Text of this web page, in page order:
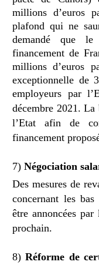
millions d’euros
plafond qui ne
demandé que le
financement de
millions d’euros
exceptionnelle de
employeurs par
décembre 2021. La
l’Etat afin de
financement
7) Négociation
Des mesures de
concernant les bas
être annoncées
prochain.
8) Réforme de